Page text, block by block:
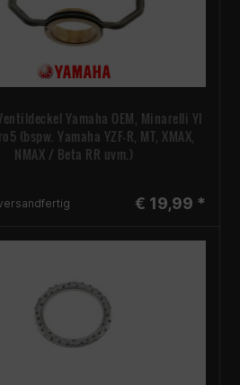
Yamaha OEM, Minarelli YI
(bspw. Yamaha YZF-R, MT, XMAX,
NMAX / Beta RR uvm.)
€ 19,99 *